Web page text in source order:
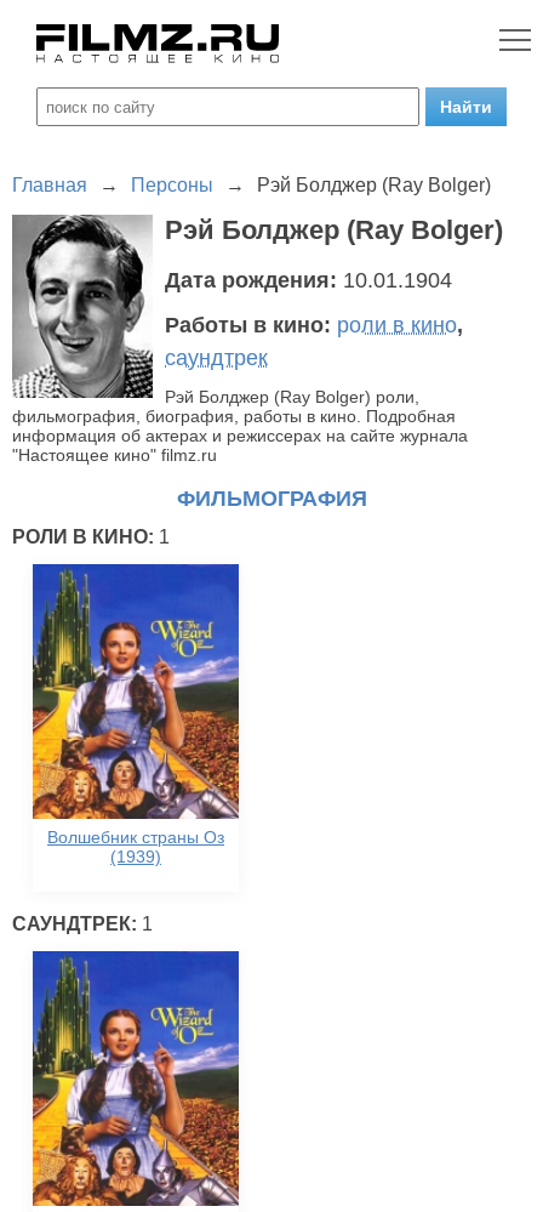
Главная → Персоны → Рэй Болджер (Ray Bolger)
Рэй Болджер (Ray Bolger)
Дата рождения: 10.01.1904
Работы в кино: роли в кино,
саундтрек
Рэй Болджер (Ray Bolger) роли,
фильмография, биография, работы в кино. Подробная
информация об актерах и режиссерах на сайте журнала
"Настоящее кино" filmz.ru
ФИЛЬМОГРАФИЯ
РОЛИ В КИНО: 1
Волшебник страны Оз
(1939)
САУНДТРЕК: 1